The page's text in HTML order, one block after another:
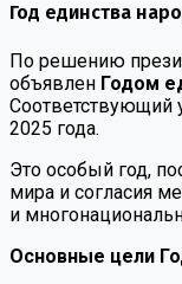
Год единства
По решению
объявлен Годом
Соответствующий
2025 года.
Это особый год,
мира и согласия
и
Основные цели